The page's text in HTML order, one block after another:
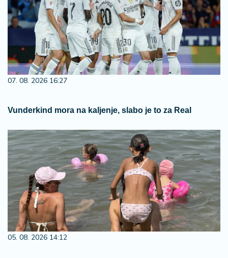
07. 08. 2026 16:27
Vunderkind mora na kaljenje, slabo je to za Real
05. 08. 2026 14:12